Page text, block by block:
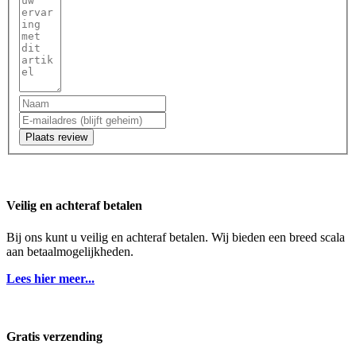
Plaats review
Veilig en achteraf betalen
Bij ons kunt u veilig en achteraf betalen. Wij bieden een breed scala
aan betaalmogelijkheden.
Lees hier meer...
Gratis verzending